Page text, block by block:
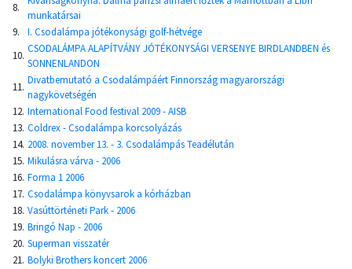
8.
munkatársai
9.
I. Csodalámpa jótékonysági golf-hétvége
10.
CSODALÁMPA ALAPÍTVÁNY JÓTÉKONYSÁGI VERSENYE BIRDLANDBEN és
SONNENLANDON
11.
Divatbemutató a Csodalámpáért Finnország magyarországi
nagykövetségén
12. International Food festival 2009 - AISB
13. Coldrex - Csodalámpa korcsolyázás
14. 2008. november 13. - 3. Csodalámpás Teadélután
15. Mikulásra várva - 2006
16. Forma 1 2006
17. Csodalámpa könyvsarok a kórházban
18. Vasúttörténeti Park - 2006
19. Bringó Nap - 2006
20. Superman visszatér
21. Bolyki Brothers koncert 2006